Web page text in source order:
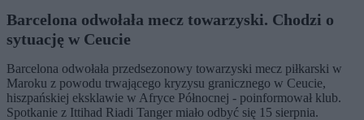
Barcelona odwołała mecz towarzyski. Chodzi o
sytuację w Ceucie
Barcelona odwołała przedsezonowy towarzyski mecz piłkarski w
Maroku z powodu trwającego kryzysu granicznego w Ceucie,
hiszpańskiej eksklawie w Afryce Północnej - poinformował klub.
Spotkanie z Ittihad Riadi Tanger miało odbyć się 15 sierpnia.